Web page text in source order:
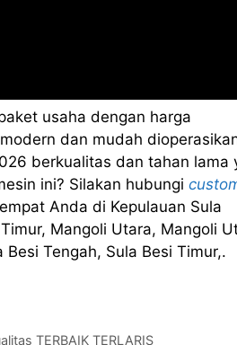
usaha dengan harga
dan mudah
berkualitas dan tahan lama
ini? Silakan hubungi
Anda di Kepulauan Sula
Mangoli Utara, Mangoli
Tengah, Sula Besi Timur,.
TERBAIK TERLARIS